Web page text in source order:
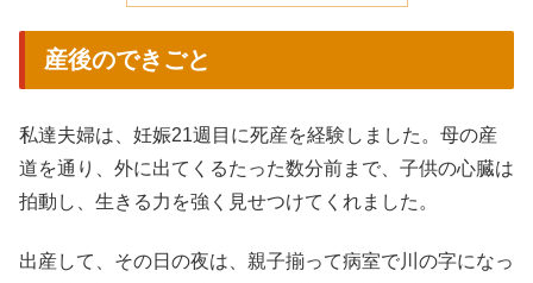
産後のできごと
私達夫婦は、妊娠21週目に死産を経験しました。母の産
道を通り、外に出てくるたった数分前まで、子供の心臓は
拍動し、生きる力を強く見せつけてくれました。
出産して、その日の夜は、親子揃って病室で川の字になっ